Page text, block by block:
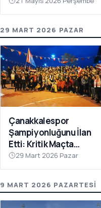
29 MART 2026 PAZAR
Çanakkalespor
Şampiyonluğunu İlan
Etti: Kritik Maçta
Galibiyet Geldi
29 Mart 2026 Pazar
9 MART 2026 PAZARTESI